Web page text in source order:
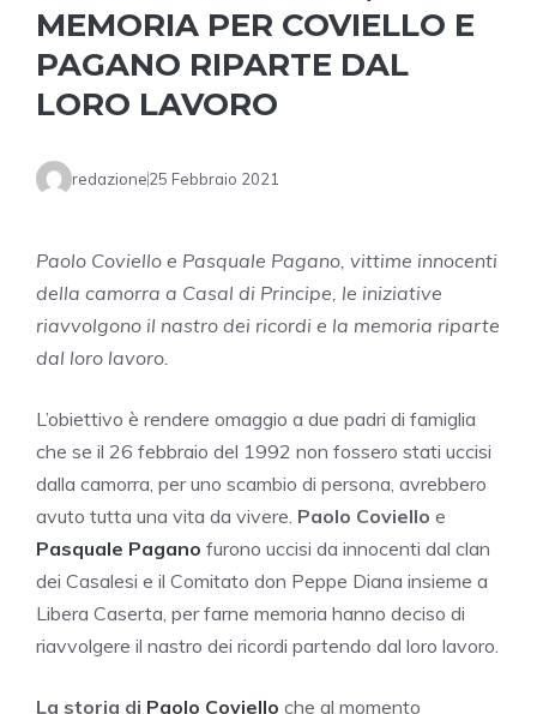
MEMORIA PER COVIELLO E
PAGANO RIPARTE DAL
LORO LAVORO
redazione25 Febbraio 2021
Paolo Coviello e Pasquale Pagano, vittime innocenti
della camorra a Casal di Principe, le iniziative
riavvolgono il nastro dei ricordi e la memoria riparte
dal loro lavoro.
L’obiettivo è rendere omaggio a due padri di famiglia
che se il 26 febbraio del 1992 non fossero stati uccisi
dalla camorra, per uno scambio di persona, avrebbero
avuto tutta una vita da vivere. Paolo Coviello e
Pasquale Pagano furono uccisi da innocenti dal clan
dei Casalesi e il Comitato don Peppe Diana insieme a
Libera Caserta, per farne memoria hanno deciso di
riavvolgere il nastro dei ricordi partendo dal loro lavoro.
La storia di Paolo Coviello che al momento